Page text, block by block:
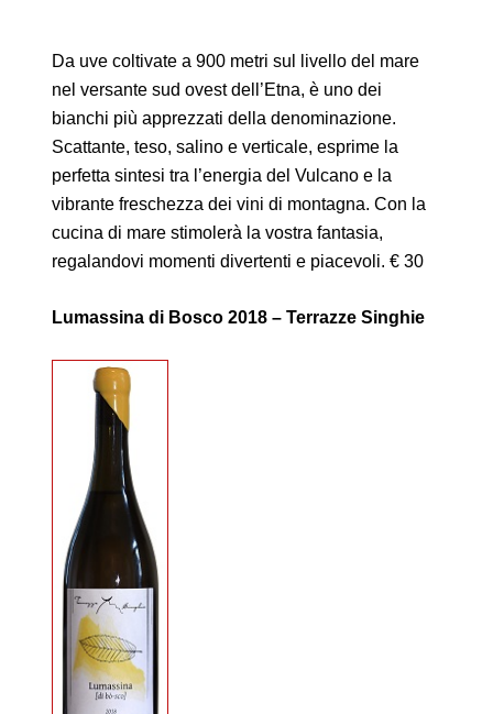
Da uve coltivate a 900 metri sul livello del mare
nel versante sud ovest dell’Etna, è uno dei
bianchi più apprezzati della denominazione.
Scattante, teso, salino e verticale, esprime la
perfetta sintesi tra l’energia del Vulcano e la
vibrante freschezza dei vini di montagna. Con la
cucina di mare stimolerà la vostra fantasia,
regalandovi momenti divertenti e piacevoli. € 30
Lumassina di Bosco 2018 – Terrazze Singhie